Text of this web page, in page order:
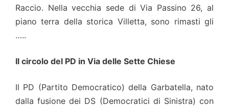
Raccio. Nella vecchia sede di Via Passino 26, al
piano terra della storica Villetta, sono rimasti gli
…..
Il circolo del PD in Via delle Sette Chiese
Il PD (Partito Democratico) della Garbatella, nato
dalla fusione dei DS (Democratici di Sinistra) con